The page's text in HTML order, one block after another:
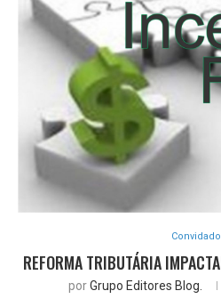
REFORMA TRIBUTÁRIA
porGrupo Editores Blog.